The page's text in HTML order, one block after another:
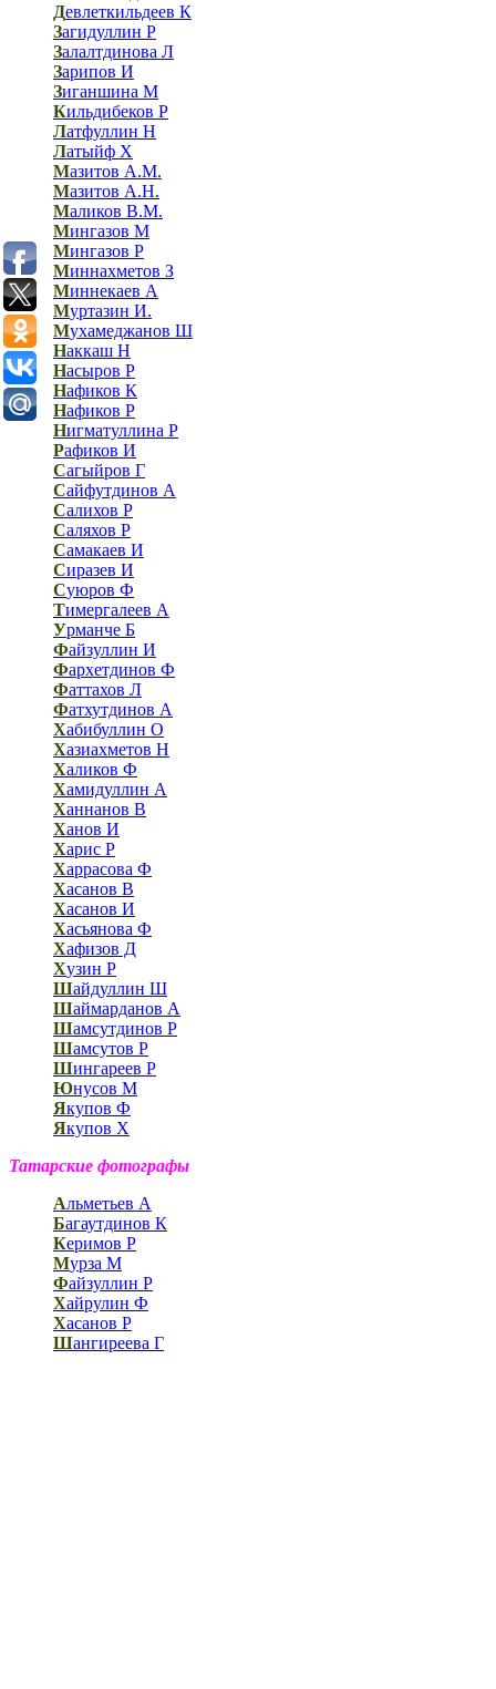
Девлеткильдеев К
Загидуллин Р
Залалтдинова Л
Зарипов И
Зиганшина М
Кильдибеков Р
Латфуллин Н
Латыйф Х
Мазитов А.М.
Мазитов А.Н.
Маликов В.М.
Мингазов М
Мингазов Р
Миннахметов З
Миннекаев А
Муртазин И.
Мухамеджанов Ш
Наккаш Н
Насыров Р
Нафиков К
Нафиков Р
Нигматуллина Р
Рафиков И
Сагыйров Г
Сайфутдинов А
Салихов Р
Саляхов Р
Самакаев И
Сиразев И
Суюров Ф
Тимергалеев А
Урманче Б
Файзуллин И
Фархетдинов Ф
Фаттахов Л
Фатхутдинов А
Хабибуллин О
Хазиахметов Н
Халиков Ф
Хамидуллин А
Ханнанов В
Ханов И
Харис Р
Харрасова Ф
Хасанов В
Хасанов И
Хасьянова Ф
Хафизов Д
Хузин Р
Шайдуллин Ш
Шаймарданов А
Шамсутдинов Р
Шамсутов Р
Шингареев Р
Юнусов М
Якупов Ф
Якупов Х
Татарские фотографы
Альметьев А
Багаутдинов К
Керимов Р
Мурза М
Файзуллин Р
Хайрулин Ф
Хасанов Р
Шангиреева Г